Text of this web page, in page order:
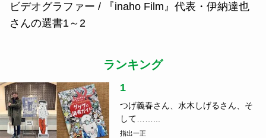
ビデオグラファー / 『inaho Film』代表・伊納達也
さんの選書1～2
ランキング
1
つげ義春さん、水木しげるさん、そ
して……...
指出一正